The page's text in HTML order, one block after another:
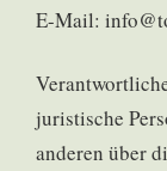
E-Mail:
juristische
anderen über